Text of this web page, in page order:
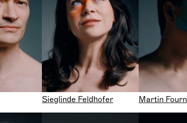
Sieglinde Feldhofer Martin